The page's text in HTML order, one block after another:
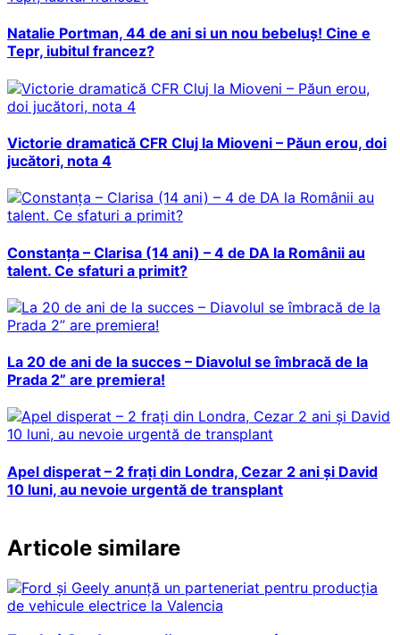
Natalie Portman, 44 de ani si un nou bebeluș! Cine e
Tepr, iubitul francez?
Victorie dramatică CFR Cluj la Mioveni – Păun erou, doi
jucători, nota 4
Constanța – Clarisa (14 ani) – 4 de DA la Românii au
talent. Ce sfaturi a primit?
La 20 de ani de la succes – Diavolul se îmbracă de la
Prada 2” are premiera!
Apel disperat – 2 frați din Londra, Cezar 2 ani și David
10 luni, au nevoie urgentă de transplant
Articole similare